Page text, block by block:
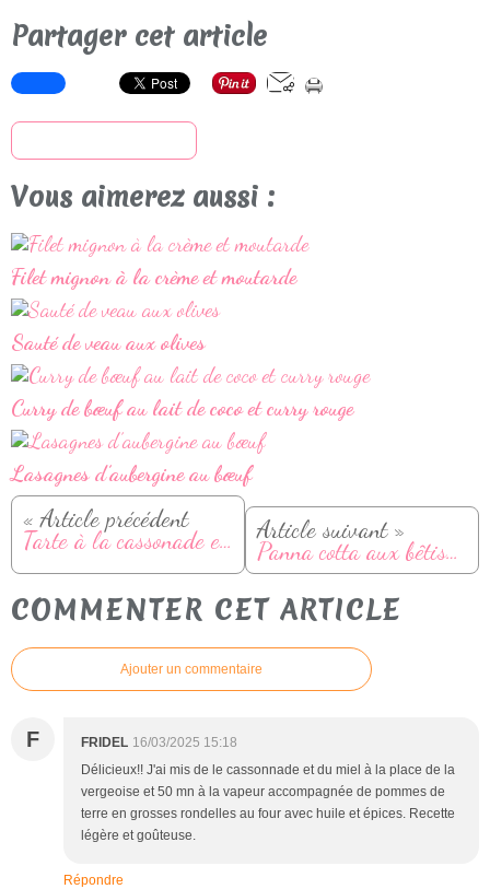
Partager cet article
Vous aimerez aussi :
Filet mignon à la crème et moutarde
Sauté de veau aux olives
Curry de bœuf au lait de coco et curry rouge
Lasagnes d’aubergine au bœuf
« Article précédent
Tarte à la cassonade et à la bière Article suivant »
Panna cotta aux bêtises de Cambrai et coulis de carambar
COMMENTER CET ARTICLE
Ajouter un commentaire
F FRIDEL 16/03/2025 15:18
Délicieux!! J'ai mis de le cassonnade et du miel à la place de la
vergeoise et 50 mn à la vapeur accompagnée de pommes de
terre en grosses rondelles au four avec huile et épices. Recette
légère et goûteuse.
Répondre